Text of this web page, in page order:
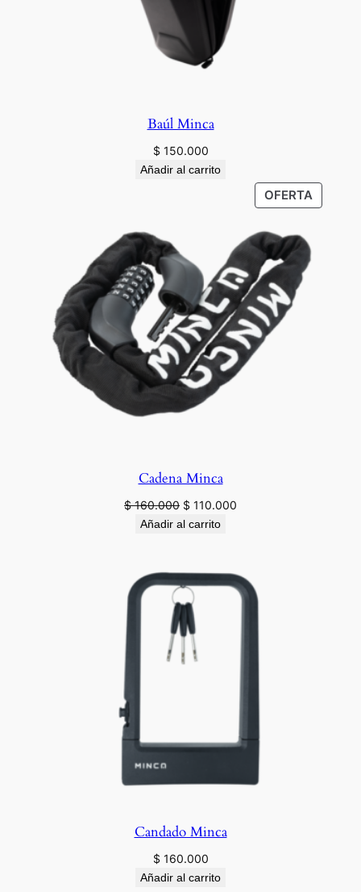
Baúl Minca
$ 150.000
Añadir al carrito
OFERTA
EN
Cadena Minca
$160.000 Original
price
$ 110.000
Añadir al carrito
Candado Minca
$ 160.000
Añadir al carrito